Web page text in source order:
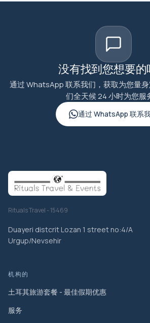
没有找到您想要的
通过 WhatsApp 联系我们，获取为您量
们全天候 24 小时为您服
通过 WhatsApp 联系
Rituals Travel - 15469
Duayeri distcrit Lozan 1 street no:4/A
Urgup/Nevsehir
机构的
土耳其旅游套餐 - 最佳假期优惠
服务